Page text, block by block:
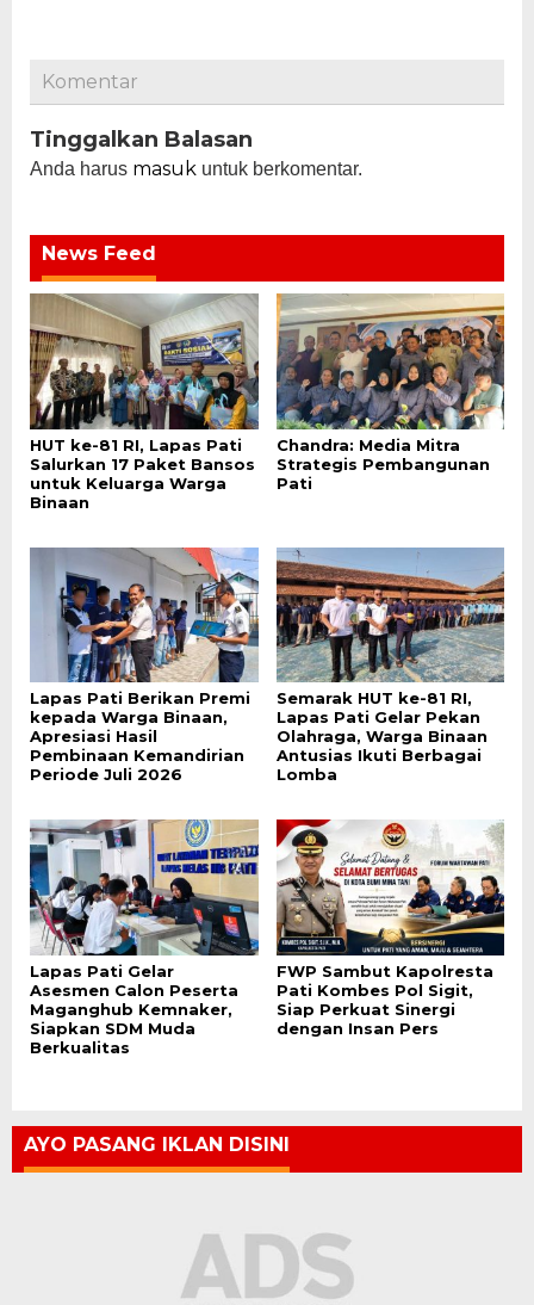
Komentar
Tinggalkan Balasan
Anda harus masuk untuk berkomentar.
News Feed
HUT ke-81 RI, Lapas Pati
Salurkan 17 Paket Bansos
untuk Keluarga Warga
Binaan
Chandra: Media Mitra
Strategis Pembangunan
Pati
Lapas Pati Berikan Premi
kepada Warga Binaan,
Apresiasi Hasil
Pembinaan Kemandirian
Periode Juli 2026
Semarak HUT ke-81 RI,
Lapas Pati Gelar Pekan
Olahraga, Warga Binaan
Antusias Ikuti Berbagai
Lomba
Lapas Pati Gelar
Asesmen Calon Peserta
Maganghub Kemnaker,
Siapkan SDM Muda
Berkualitas
FWP Sambut Kapolresta
Pati Kombes Pol Sigit,
Siap Perkuat Sinergi
dengan Insan Pers
AYO PASANG IKLAN DISINI